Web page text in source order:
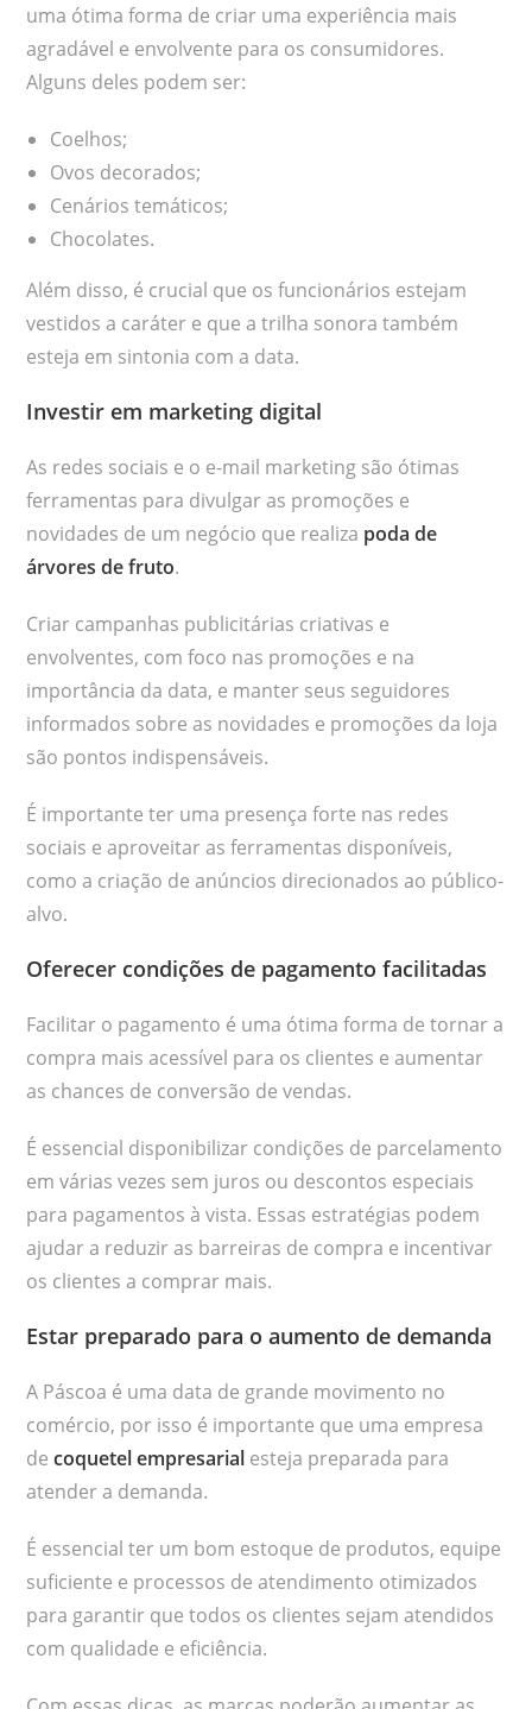
uma ótima forma de criar uma experiência mais
agradável e envolvente para os consumidores.
Alguns deles podem ser:
Coelhos;
Ovos decorados;
Cenários temáticos;
Chocolates.
Além disso, é crucial que os funcionários estejam
vestidos a caráter e que a trilha sonora também
esteja em sintonia com a data.
Investir em marketing digital
As redes sociais e o e-mail marketing são ótimas
ferramentas para divulgar as promoções e
novidades de um negócio que realiza poda de
árvores de fruto.
Criar campanhas publicitárias criativas e
envolventes, com foco nas promoções e na
importância da data, e manter seus seguidores
informados sobre as novidades e promoções da loja
são pontos indispensáveis.
É importante ter uma presença forte nas redes
sociais e aproveitar as ferramentas disponíveis,
como a criação de anúncios direcionados ao público-
alvo.
Oferecer condições de pagamento facilitadas
Facilitar o pagamento é uma ótima forma de tornar a
compra mais acessível para os clientes e aumentar
as chances de conversão de vendas.
É essencial disponibilizar condições de parcelamento
em várias vezes sem juros ou descontos especiais
para pagamentos à vista. Essas estratégias podem
ajudar a reduzir as barreiras de compra e incentivar
os clientes a comprar mais.
Estar preparado para o aumento de demanda
A Páscoa é uma data de grande movimento no
comércio, por isso é importante que uma empresa
decoquetel empresarial esteja preparada para
atender a demanda.
É essencial ter um bom estoque de produtos, equipe
suficiente e processos de atendimento otimizados
para garantir que todos os clientes sejam atendidos
com qualidade e eficiência.